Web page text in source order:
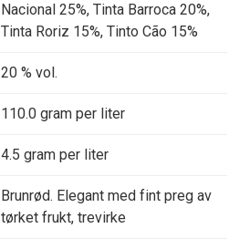
Nacional 25%, Tinta Barroca 20%,
Tinta Roriz 15%, Tinto Cão 15%
20 % vol.
110.0 gram per liter
4.5 gram per liter
Brunrød. Elegant med fint preg av
tørket frukt, trevirke